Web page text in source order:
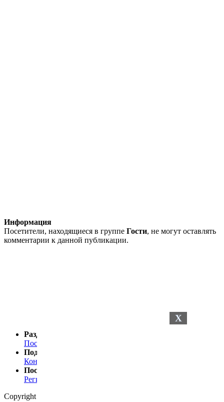
X
Информация
Посетители, находящиеся в группе Гости, не могут оставлять
комментарии к данной публикации.
Разделы сайта
Последние новости
Поддержка
Контакты
Посетителю
Регистрация
Copyright © 2024